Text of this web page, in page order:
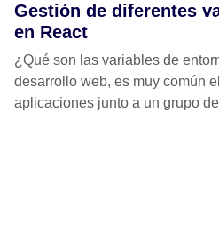
Gestión de diferentes
en React
¿Qué son las variables de
desarrollo web, es muy común
aplicaciones junto a un grupo